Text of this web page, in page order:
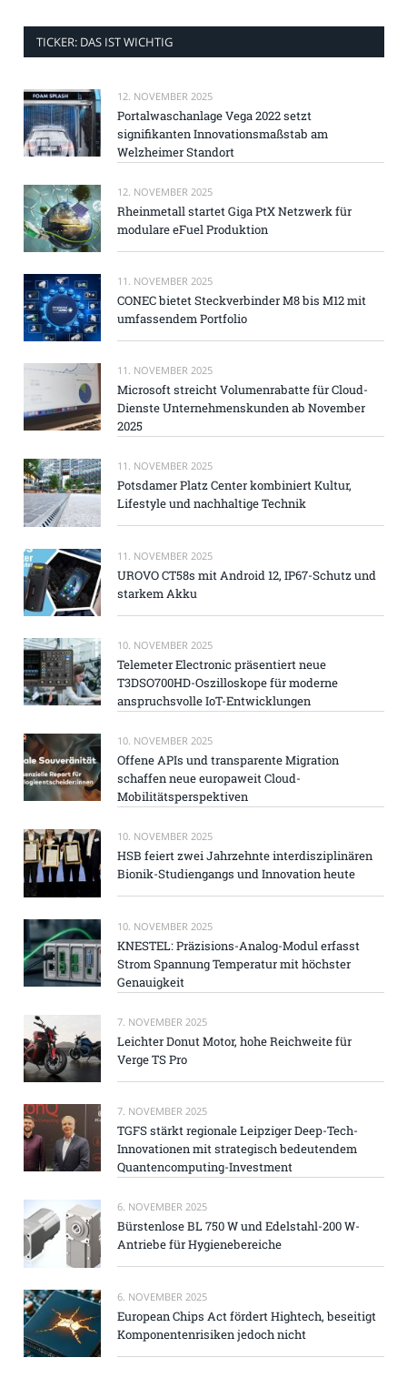
TICKER: DAS IST WICHTIG
12. NOVEMBER 2025
Portalwaschanlage Vega 2022 setzt
signifikanten Innovationsmaßstab am
Welzheimer Standort
12. NOVEMBER 2025
Rheinmetall startet Giga PtX Netzwerk für
modulare eFuel Produktion
11. NOVEMBER 2025
CONEC bietet Steckverbinder M8 bis M12 mit
umfassendem Portfolio
11. NOVEMBER 2025
Microsoft streicht Volumenrabatte für Cloud-
Dienste Unternehmenskunden ab November
2025
11. NOVEMBER 2025
Potsdamer Platz Center kombiniert Kultur,
Lifestyle und nachhaltige Technik
11. NOVEMBER 2025
UROVO CT58s mit Android 12, IP67-Schutz und
starkem Akku
10. NOVEMBER 2025
Telemeter Electronic präsentiert neue
T3DSO700HD-Oszilloskope für moderne
anspruchsvolle IoT-Entwicklungen
10. NOVEMBER 2025
Offene APIs und transparente Migration
schaffen neue europaweit Cloud-
Mobilitätsperspektiven
10. NOVEMBER 2025
HSB feiert zwei Jahrzehnte interdisziplinären
Bionik-Studiengangs und Innovation heute
10. NOVEMBER 2025
KNESTEL: Präzisions-Analog-Modul erfasst
Strom Spannung Temperatur mit höchster
Genauigkeit
7. NOVEMBER 2025
Leichter Donut Motor, hohe Reichweite für
Verge TS Pro
7. NOVEMBER 2025
TGFS stärkt regionale Leipziger Deep-Tech-
Innovationen mit strategisch bedeutendem
Quantencomputing-Investment
6. NOVEMBER 2025
Bürstenlose BL 750 W und Edelstahl-200 W-
Antriebe für Hygienebereiche
6. NOVEMBER 2025
European Chips Act fördert Hightech, beseitigt
Komponentenrisiken jedoch nicht